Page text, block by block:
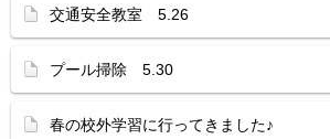
交通安全教室 5.26
プール掃除 5.30
春の校外学習に行ってきました♪